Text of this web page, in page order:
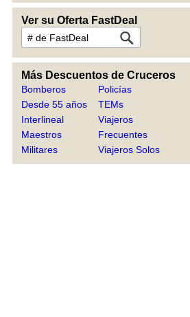
Ver su Oferta FastDeal
Más Descuentos de Cruceros
Bomberos
Desde 55 años
Interlineal
Maestros
Militares
Policías
TEMs
Viajeros
Frecuentes
Viajeros Solos